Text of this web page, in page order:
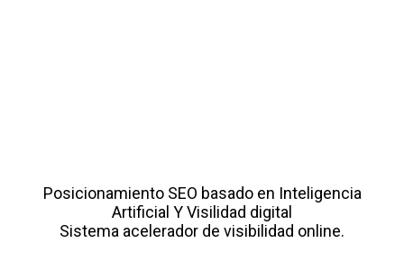
Posicionamiento SEO basado en Inteligencia
Artificial Y Visilidad digital
Sistema acelerador de visibilidad online.